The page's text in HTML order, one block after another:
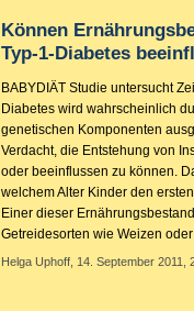
Können
Typ-1-Diabetes
BABYDIÄT Studie untersucht
Diabetes wird wahrscheinlich
genetischen Komponenten
Verdacht, die Entstehung von
oder beeinflussen zu können.
welchem Alter Kinder den
Einer dieser
Getreidesorten wie Weizen
Helga Uphoff, 14. September 2011,